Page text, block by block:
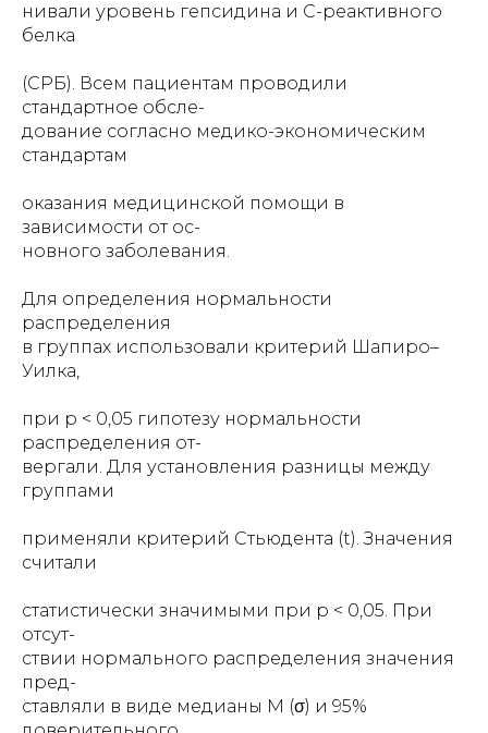
нивали уровень гепсидина и С-реактивного
белка
(СРБ). Всем пациентам проводили
стандартное обсле-
дование согласно медико-экономическим
стандартам
оказания медицинской помощи в
зависимости от ос-
новного заболевания.
Для определения нормальности
распределения
в группах использовали критерий Шапиро–
Уилка,
при p < 0,05 гипотезу нормальности
распределения от-
вергали. Для установления разницы между
группами
применяли критерий Стьюдента (t). Значения
считали
статистически значимыми при p < 0,05. При
отсут-
ствии нормального распределения значения
пред-
ставляли в виде медианы М (σ) и 95%